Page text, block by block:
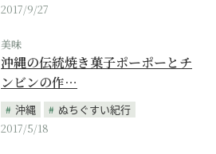
2017/9/27
美味
沖縄の伝統焼き菓子ポーポーとチ
ンビンの作…
沖縄
ぬちぐすい紀行
2017/5/18